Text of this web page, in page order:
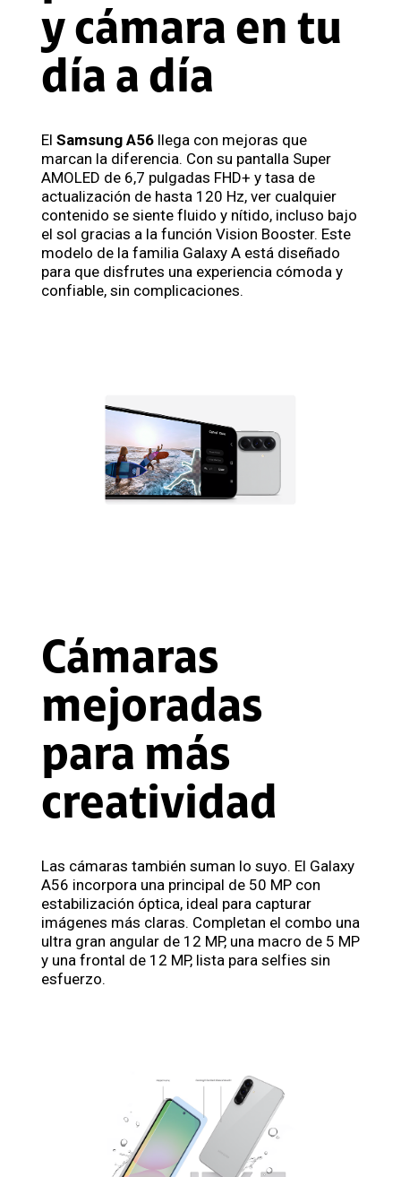
y cámara en tu
día a día
El Samsung A56 llega con mejoras que
marcan la diferencia. Con su pantalla Super
AMOLED de 6,7 pulgadas FHD+ y tasa de
actualización de hasta 120 Hz, ver cualquier
contenido se siente fluido y nítido, incluso bajo
el sol gracias a la función Vision Booster. Este
modelo de la familia Galaxy A está diseñado
para que disfrutes una experiencia cómoda y
confiable, sin complicaciones.
Cámaras
mejoradas
para más
creatividad
Las cámaras también suman lo suyo. El Galaxy
A56 incorpora una principal de 50 MP con
estabilización óptica, ideal para capturar
imágenes más claras. Completan el combo una
ultra gran angular de 12 MP, una macro de 5 MP
y una frontal de 12 MP, lista para selfies sin
esfuerzo.